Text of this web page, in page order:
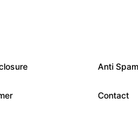
Anti Spam
Contact